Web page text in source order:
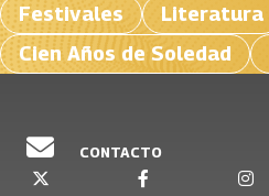
Festivales
Literatura
Cien Años de Soledad
CONTACTO